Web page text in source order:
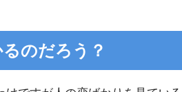
のだろう？